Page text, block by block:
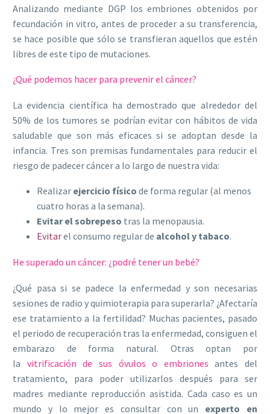
Analizando mediante DGP los embriones obtenidos por
fecundación in vitro, antes de proceder a su transferencia,
se hace posible que sólo se transfieran aquellos que estén
libres de este tipo de mutaciones.
¿Qué podemos hacer para prevenir el cáncer?
La evidencia científica ha demostrado que alrededor del
50% de los tumores se podrían evitar con hábitos de vida
saludable que son más eficaces si se adoptan desde la
infancia. Tres son premisas fundamentales para reducir el
riesgo de padecer cáncer a lo largo de nuestra vida:
Realizar ejercicio físico de forma regular (al menos
cuatro horas a la semana).
Evitar el sobrepeso tras la menopausia.
Evitarel consumo regular de alcohol y tabaco.
He superado un cáncer: ¿podré tener un bebé?
¿Qué pasa si se padece la enfermedad y son necesarias
sesiones de radio y quimioterapia para superarla? ¿Afectaría
ese tratamiento a la fertilidad? Muchas pacientes, pasado
el periodo de recuperación tras la enfermedad, consiguen el
embarazo de forma natural. Otras optan por
la vitrificación de sus óvulos o embriones antes del
tratamiento, para poder utilizarlos después para ser
madres mediante reproducción asistida. Cada caso es un
mundo y lo mejor es consultar con un experto en